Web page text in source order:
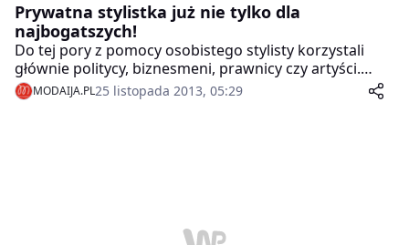
Prywatna stylistka już nie tylko dla
najbogatszych!
Do tej pory z pomocy osobistego stylisty korzystali
głównie politycy, biznesmeni, prawnicy czy artyści.
Teraz zakupy z prywatnym stylistą zyskują na
popularności i nie jest to już tylko usługa dla
MODAIJA.PL25 listopada 2013, 05:29